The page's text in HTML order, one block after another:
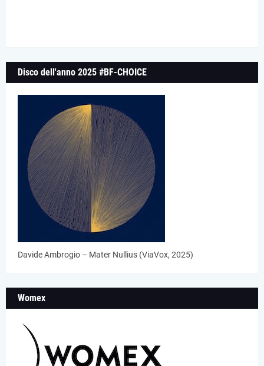
Disco dell'anno 2025 #BF-CHOICE
Davide Ambrogio – Mater Nullius (ViaVox, 2025)
Womex